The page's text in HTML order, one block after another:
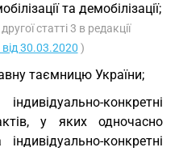
та демобілізації;
статті 3 в редакції
30.03.2020 )
таємницю України;
конкретні
у яких одночасно
конкретні